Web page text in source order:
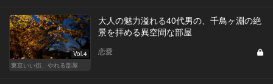
Vol.4
東京いい街、やれる部屋
大人の魅力溢れる40代男の、千鳥ヶ淵の絶
景を拝める異空間な部屋
恋愛